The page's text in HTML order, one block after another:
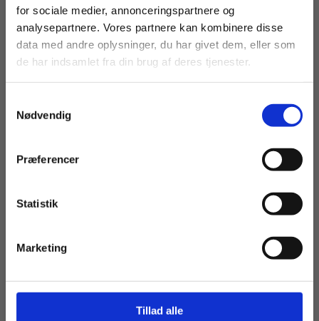
for sociale medier, annonceringspartnere og
analysepartnere. Vores partnere kan kombinere disse
data med andre oplysninger, du har givet dem, eller som
de har indsamlet fra din brug af deres tjenester.
Nødvendig
Præferencer
Statistik
Marketing
Tillad alle
285,00 KR.
For privatkunder og
studerende. Du får
vist priser inkl.
For institutioner og
virksomheder. Du
får vist priser ekskl.